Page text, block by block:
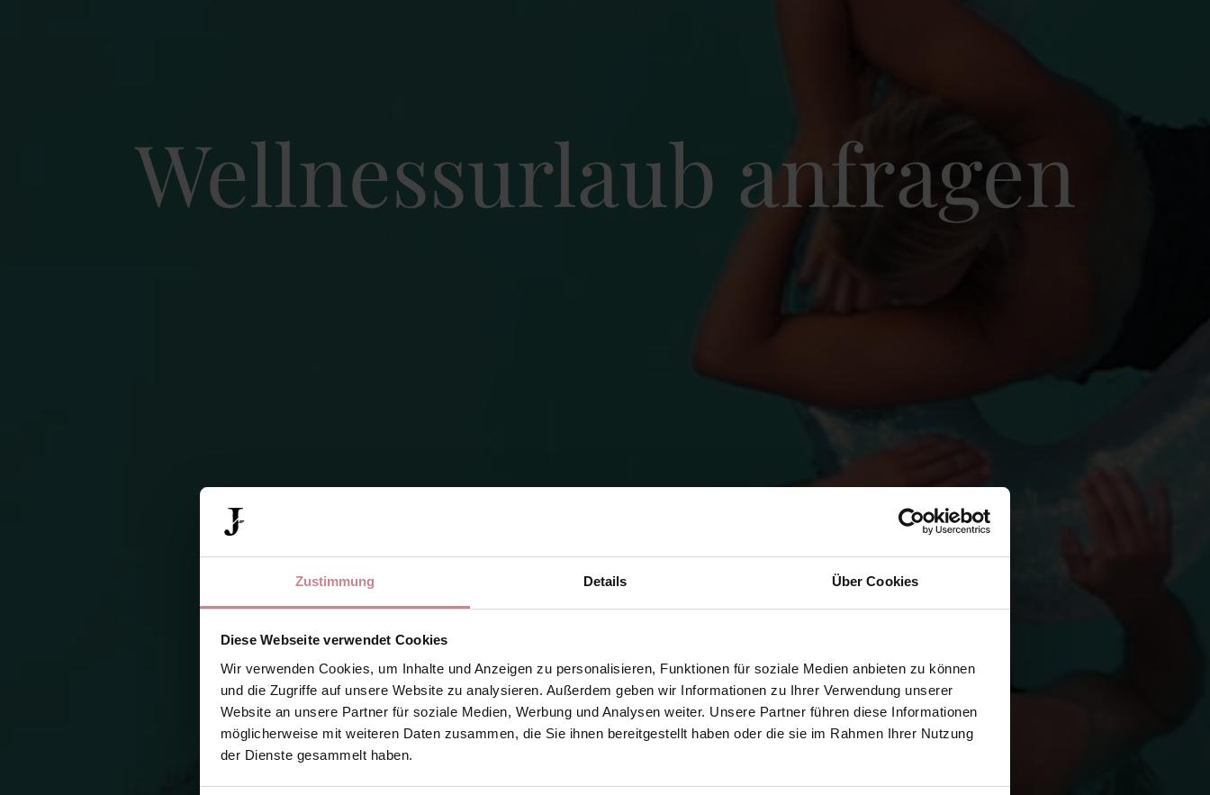
Zustimmung Details Über Cookies
Diese Webseite verwendet Cookies
Wir verwenden Cookies, um Inhalte und Anzeigen zu personalisieren, Funktionen für soziale Medien anbieten zu können
und die Zugriffe auf unsere Website zu analysieren. Außerdem geben wir Informationen zu Ihrer Verwendung unserer
Website an unsere Partner für soziale Medien, Werbung und Analysen weiter. Unsere Partner führen diese Informationen
möglicherweise mit weiteren Daten zusammen, die Sie ihnen bereitgestellt haben oder die sie im Rahmen Ihrer Nutzung
der Dienste gesammelt haben.
Wellnessurlaub anfragen